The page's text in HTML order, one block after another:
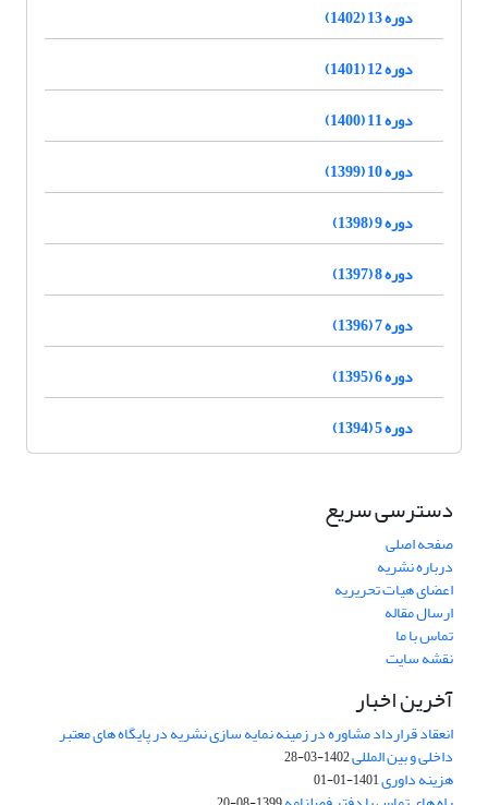
دوره 13 (1402)
دوره 12 (1401)
دوره 11 (1400)
دوره 10 (1399)
دوره 9 (1398)
دوره 8 (1397)
دوره 7 (1396)
دوره 6 (1395)
دوره 5 (1394)
دسترسی سریع
صفحه اصلی
درباره نشریه
اعضای هیات تحریریه
ارسال مقاله
تماس با ما
نقشه سایت
آخرین اخبار
انعقاد قرارداد مشاوره در زمینه نمایه سازی نشریه در پایگاه های معتبر
داخلی و بین المللی1402-03-28
هزینه داوری1401-01-01